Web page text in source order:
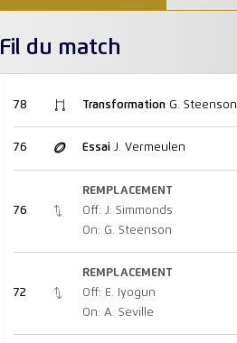
Fil du match
78 TransformationG. Steenson
76 EssaiJ. Vermeulen
76
REMPLACEMENT
Off: J. Simmonds
On: G. Steenson
72
REMPLACEMENT
Off: E. Iyogun
On: A. Seville